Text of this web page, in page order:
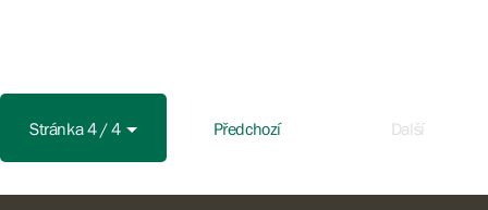
Stránka 4 / 4 Předchozí Další